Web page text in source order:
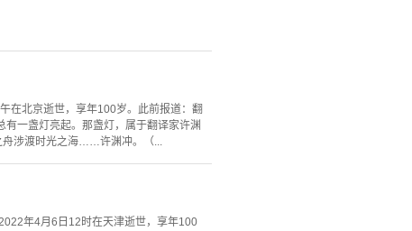
在北京逝世，享年100岁。此前报道：翻
一盏灯亮起。那盏灯，属于翻译家许渊
舟涉渡时光之海……许渊冲。（...
年4月6日12时在天津逝世，享年100